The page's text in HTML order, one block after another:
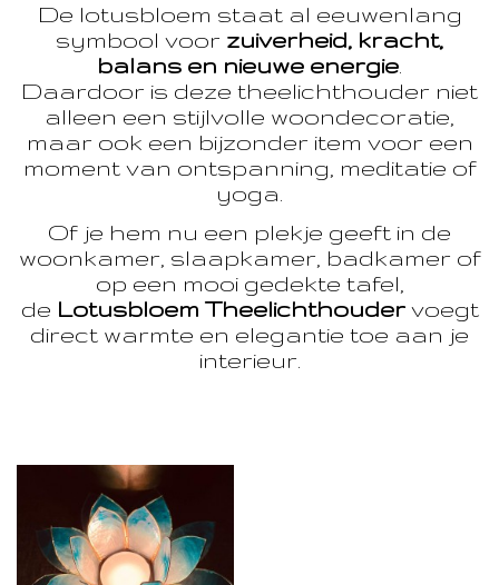
De lotusbloem staat al eeuwenlang
symbool voor zuiverheid, kracht,
balans en nieuwe energie
Daardoor is deze theelichthouder niet
alleen een stijlvolle woondecoratie,
maar ook een bijzonder item voor een
moment van ontspanning, meditatie of
yoga.
Of je hem nu een plekje geeft in de
woonkamer, slaapkamer, badkamer of
op een mooi gedekte tafel,
de Lotusbloem Theelichthoudervoegt
direct warmte en elegantie toe aan je
interieur.